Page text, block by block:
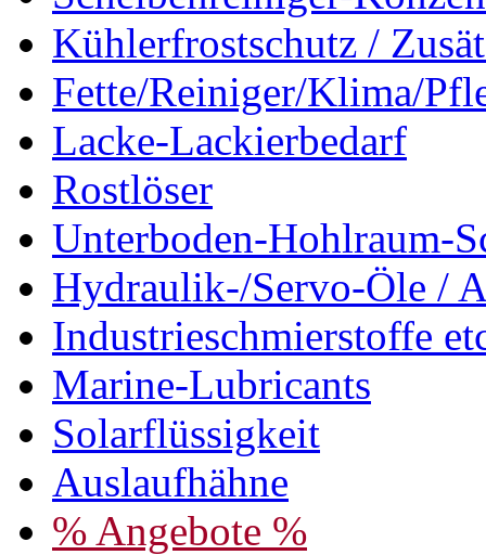
Kühlerfrostschutz /
Fette/Reiniger/Klima/
Lacke-Lackierbedarf
Rostlöser
Unterboden-Hohlraum-
Hydraulik-/Servo-Öle /
Industrieschmierstoffe
Marine-Lubricants
Solarflüssigkeit
Auslaufhähne
% Angebote %